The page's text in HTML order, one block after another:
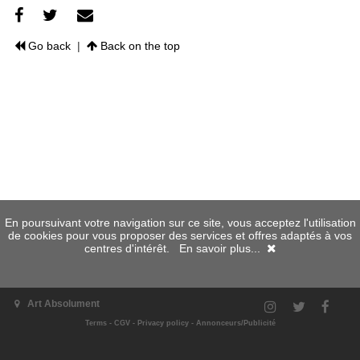
Go back| Back on the top
Art Absolument
Terms- CGV- Privacy policy- Annonceurs/Publicité
En poursuivant votre navigation sur ce site, vous acceptez l'utilisation
de cookies pour vous proposer des services et offres adaptés à vos
centres d'intérêt. En savoir plus...